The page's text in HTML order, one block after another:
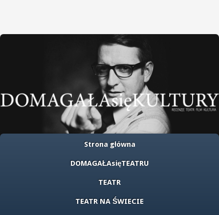
Strona główna
DOMAGAŁAsięTEATRU
TEATR
TEATR NA ŚWIECIE